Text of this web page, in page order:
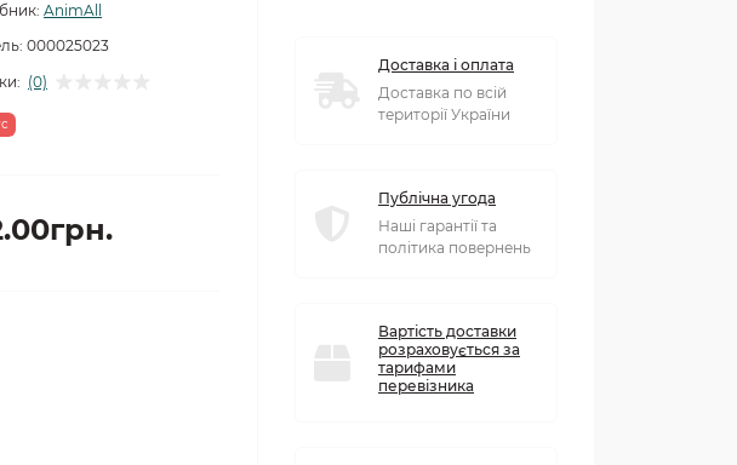
AnimAll
000025023
(0)
Доставка і оплата
Доставка по всій
території України
Публічна угода
Наші гарантії та
політика повернень
Вартість доставки
розраховується за
тарифами
перевізника